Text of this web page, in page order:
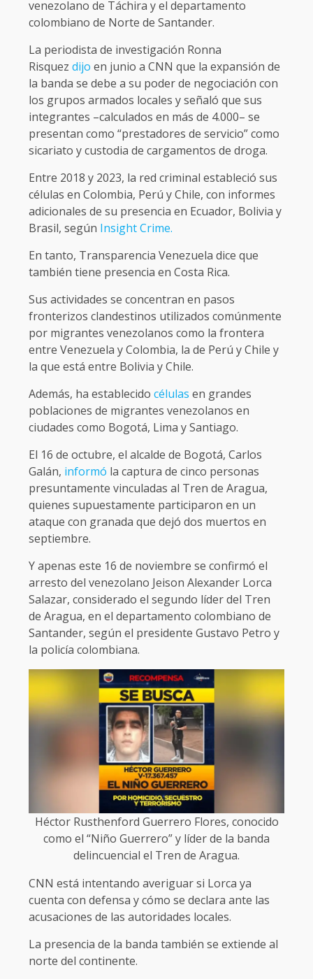
venezolano de Táchira y el departamento
colombiano de Norte de Santander.
La periodista de investigación Ronna
Risquez dijo en junio a CNN que la expansión de
la banda se debe a su poder de negociación con
los grupos armados locales y señaló que sus
integrantes –calculados en más de 4.000– se
presentan como “prestadores de servicio” como
sicariato y custodia de cargamentos de droga.
Entre 2018 y 2023, la red criminal estableció sus
células en Colombia, Perú y Chile, con informes
adicionales de su presencia en Ecuador, Bolivia y
Brasil, según Insight Crime.
En tanto, Transparencia Venezuela dice que
también tiene presencia en Costa Rica.
Sus actividades se concentran en pasos
fronterizos clandestinos utilizados comúnmente
por migrantes venezolanos como la frontera
entre Venezuela y Colombia, la de Perú y Chile y
la que está entre Bolivia y Chile.
Además, ha establecido células en grandes
poblaciones de migrantes venezolanos en
ciudades como Bogotá, Lima y Santiago.
El 16 de octubre, el alcalde de Bogotá, Carlos
Galán, informó la captura de cinco personas
presuntamente vinculadas al Tren de Aragua,
quienes supuestamente participaron en un
ataque con granada que dejó dos muertos en
septiembre.
Y apenas este 16 de noviembre se confirmó el
arresto del venezolano Jeison Alexander Lorca
Salazar, considerado el segundo líder del Tren
de Aragua, en el departamento colombiano de
Santander, según el presidente Gustavo Petro y
la policía colombiana.
Héctor Rusthenford Guerrero Flores, conocido
como el “Niño Guerrero” y líder de la banda
delincuencial el Tren de Aragua.
CNN está intentando averiguar si Lorca ya
cuenta con defensa y cómo se declara ante las
acusaciones de las autoridades locales.
La presencia de la banda también se extiende al
norte del continente.